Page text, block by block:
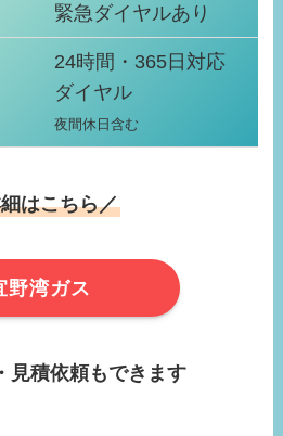
緊急ダイヤルあり
24時間・365日対応
ダイヤル
夜間休日含む
はこちら／
野湾ガス
見積依頼もできます